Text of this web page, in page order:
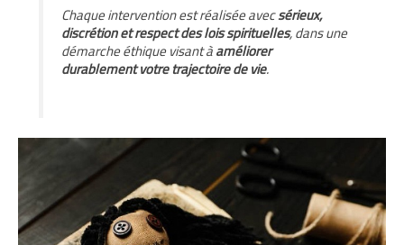
Chaque intervention est réalisée avecsérieux,
discrétion et respect des lois spirituelles, dans une
démarche éthique visant àaméliorer
durablement votre trajectoire de vie.